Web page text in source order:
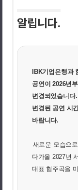
알립니다.
IBK기업은행과
공연이 2026년
변경되었습니다.
변경된 공연 시
바랍니다.
새로운 모습으
다가올 2027년
대표 협주곡을